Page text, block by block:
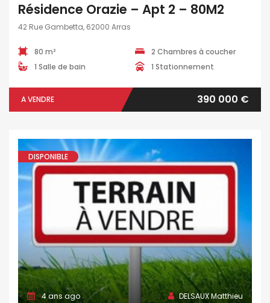
Résidence Orazie – Apt 2 – 80M2
42 Rue Gambetta, 62000 Arras
80 m²
2 Chambres à coucher
1 Salle de bain
1 Stationnement
A VENDRE 390 000 €
DISPONIBLE
4 ans ago DELSAUX Matthieu